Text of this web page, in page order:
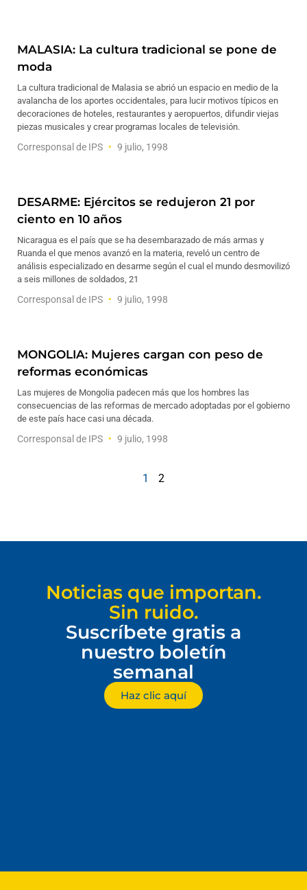
MALASIA: La cultura tradicional se pone de
moda
La cultura tradicional de Malasia se abrió un espacio en medio de la
avalancha de los aportes occidentales, para lucir motivos típicos en
decoraciones de hoteles, restaurantes y aeropuertos, difundir viejas
piezas musicales y crear programas locales de televisión.
Corresponsal de IPS 9 julio, 1998
DESARME: Ejércitos se redujeron 21 por
ciento en 10 años
Nicaragua es el país que se ha desembarazado de más armas y
Ruanda el que menos avanzó en la materia, reveló un centro de
análisis especializado en desarme según el cual el mundo desmovilizó
a seis millones de soldados, 21
Corresponsal de IPS 9 julio, 1998
MONGOLIA: Mujeres cargan con peso de
reformas económicas
Las mujeres de Mongolia padecen más que los hombres las
consecuencias de las reformas de mercado adoptadas por el gobierno
de este país hace casi una década.
Corresponsal de IPS 9 julio, 1998
1 2
Noticias que importan.
Sin ruido.
Suscríbete gratis a
nuestro boletín
semanal
Haz clic aquí